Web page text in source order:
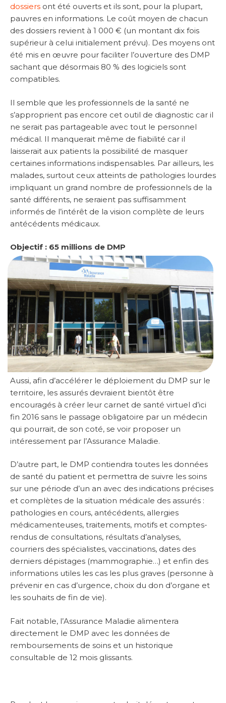
dossiers ont été ouverts et ils sont, pour la plupart,
pauvres en informations. Le coût moyen de chacun
des dossiers revient à 1 000 € (un montant dix fois
supérieur à celui initialement prévu). Des moyens ont
été mis en œuvre pour faciliter l’ouverture des DMP
sachant que désormais 80 % des logiciels sont
compatibles.
Il semble que les professionnels de la santé ne
s’approprient pas encore cet outil de diagnostic car il
ne serait pas partageable avec tout le personnel
médical. Il manquerait même de fiabilité car il
laisserait aux patients la possibilité de masquer
certaines informations indispensables. Par ailleurs, les
malades, surtout ceux atteints de pathologies lourdes
impliquant un grand nombre de professionnels de la
santé différents, ne seraient pas suffisamment
informés de l’intérêt de la vision complète de leurs
antécédents médicaux.
Objectif : 65 millions de DMP
Aussi, afin d’accélérer le déploiement du DMP sur le
territoire, les assurés devraient bientôt être
encouragés à créer leur carnet de santé virtuel d’ici
fin 2016 sans le passage obligatoire par un médecin
qui pourrait, de son coté, se voir proposer un
intéressement par l’Assurance Maladie.
D’autre part, le DMP contiendra toutes les données
de santé du patient et permettra de suivre les soins
sur une période d’un an avec des indications précises
et complètes de la situation médicale des assurés :
pathologies en cours, antécédents, allergies
médicamenteuses, traitements, motifs et comptes-
rendus de consultations, résultats d’analyses,
courriers des spécialistes, vaccinations, dates des
derniers dépistages (mammographie…) et enfin des
informations utiles les cas les plus graves (personne à
prévenir en cas d’urgence, choix du don d’organe et
les souhaits de fin de vie).
Fait notable, l’Assurance Maladie alimentera
directement le DMP avec les données de
remboursements de soins et un historique
consultable de 12 mois glissants.